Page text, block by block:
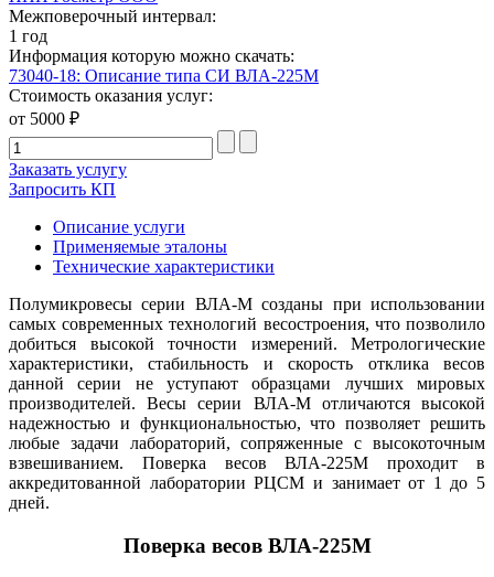
Межповерочный интервал:
1 год
Информация которую можно скачать:
73040-18: Описание типа СИ ВЛА-225М
Стоимость оказания услуг:
от 5000 ₽
Заказать услугу
Запросить КП
Описание услуги
Применяемые эталоны
Технические характеристики
Полумикровесы серии ВЛА-М созданы при использовании
самых современных технологий весостроения, что позволило
добиться высокой точности измерений. Метрологические
характеристики, стабильность и скорость отклика весов
данной серии не уступают образцами лучших мировых
производителей. Весы серии ВЛА-М отличаются высокой
надежностью и функциональностью, что позволяет решить
любые задачи лабораторий, сопряженные с высокоточным
взвешиванием. Поверка весов ВЛА-225М проходит в
аккредитованной лаборатории РЦСМ и занимает от 1 до 5
дней.
Поверка весов ВЛА-225М